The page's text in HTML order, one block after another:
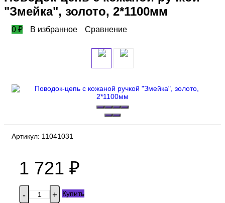
"Змейка", золото, 2*1100мм
0 ₽ В избранное Сравнение
Артикул: 11041031
1 721 ₽
- + Купить